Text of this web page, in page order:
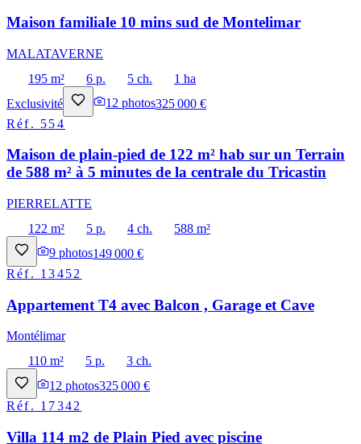
Maison familiale 10 mins sud de Montelimar
MALATAVERNE
195 m²
6 p. 5 ch.
1 ha
Exclusivité
12 photos325 000 €
Réf. 554
Maison de plain-pied de 122 m² hab sur un Terrain
de 588 m² à 5 minutes de la centrale du Tricastin
PIERRELATTE
122 m²
5 p. 4 ch.
588 m²
9 photos149 000 €
Réf. 13452
Appartement T4 avec Balcon , Garage et Cave
Montélimar
110 m²
5 p.
3 ch.
12 photos325 000 €
Réf. 17342
Villa 114 m2 de Plain Pied avec piscine